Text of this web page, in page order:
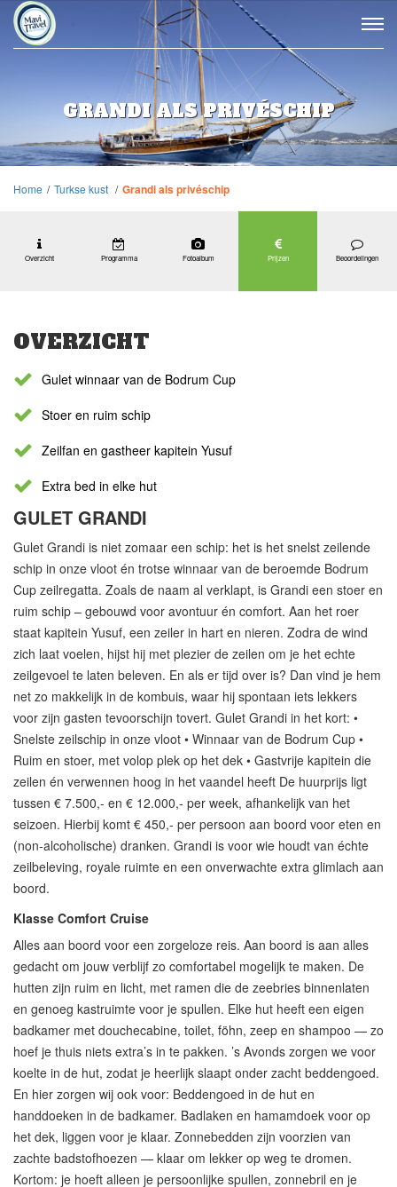
GRANDI ALS PRIVÉSCHIP
Home / Turkse kust / Grandi als privéschip
Overzicht Programma Fotoalbum Prijzen Beoordelingen
OVERZICHT
Gulet winnaar van de Bodrum Cup
Stoer en ruim schip
Zeilfan en gastheer kapitein Yusuf
Extra bed in elke hut
GULET GRANDI
Gulet Grandi is niet zomaar een schip: het is het snelst zeilende
schip in onze vloot én trotse winnaar van de beroemde Bodrum
Cup zeilregatta. Zoals de naam al verklapt, is Grandi een stoer en
ruim schip – gebouwd voor avontuur én comfort. Aan het roer
staat kapitein Yusuf, een zeiler in hart en nieren. Zodra de wind
zich laat voelen, hijst hij met plezier de zeilen om je het echte
zeilgevoel te laten beleven. En als er tijd over is? Dan vind je hem
net zo makkelijk in de kombuis, waar hij spontaan iets lekkers
voor zijn gasten tevoorschijn tovert. Gulet Grandi in het kort: •
Snelste zeilschip in onze vloot • Winnaar van de Bodrum Cup •
Ruim en stoer, met volop plek op het dek • Gastvrije kapitein die
zeilen én verwennen hoog in het vaandel heeft De huurprijs ligt
tussen € 7.500,- en € 12.000,- per week, afhankelijk van het
seizoen. Hierbij komt € 450,- per persoon aan boord voor eten en
(non-alcoholische) dranken. Grandi is voor wie houdt van échte
zeilbeleving, royale ruimte en een onverwachte extra glimlach aan
boord.
Klasse Comfort Cruise
Alles aan boord voor een zorgeloze reis. Aan boord is aan alles
gedacht om jouw verblijf zo comfortabel mogelijk te maken. De
hutten zijn ruim en licht, met ramen die de zeebries binnenlaten
en genoeg kastruimte voor je spullen. Elke hut heeft een eigen
badkamer met douchecabine, toilet, föhn, zeep en shampoo — zo
hoef je thuis niets extra’s in te pakken. ’s Avonds zorgen we voor
koelte in de hut, zodat je heerlijk slaapt onder zacht beddengoed.
En hier zorgen wij ook voor: Beddengoed in de hut en
handdoeken in de badkamer. Badlaken en hamamdoek voor op
het dek, liggen voor je klaar. Zonnebedden zijn voorzien van
zachte badstofhoezen — klaar om lekker op weg te dromen.
Kortom: je hoeft alleen je persoonlijke spullen, zonnebril en je